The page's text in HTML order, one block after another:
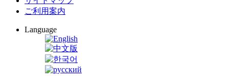
ご利用案内
Language